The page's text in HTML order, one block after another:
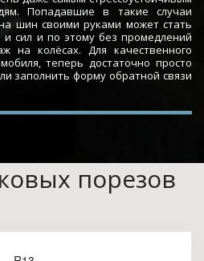
Попадавшие в такие случаи
шин своими руками может стать
сил и по этому без промедлений
на колёсах. Для качественного
теперь достаточно просто
заполнить форму обратной связи
порезов